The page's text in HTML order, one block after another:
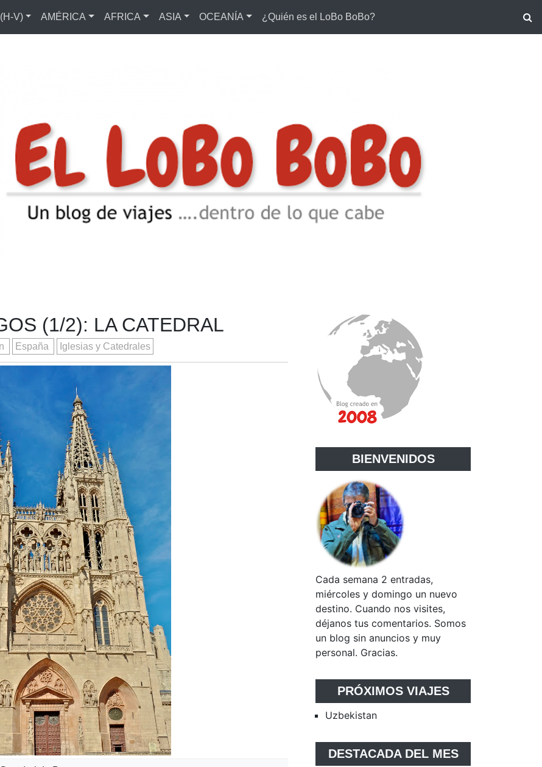
V) AMÉRICA AFRICA ASIA OCEANÍA ¿Quién es el LoBo BoBo?
(1/2): LA CATEDRAL
España Iglesias y Catedrales
BIENVENIDOS
Cada semana 2 entradas,
miércoles y domingo un nuevo
destino. Cuando nos visites,
déjanos tus comentarios. Somos
un blog sin anuncios y muy
personal. Gracias.
PRÓXIMOS VIAJES
Uzbekistan
DESTACADA DEL MES